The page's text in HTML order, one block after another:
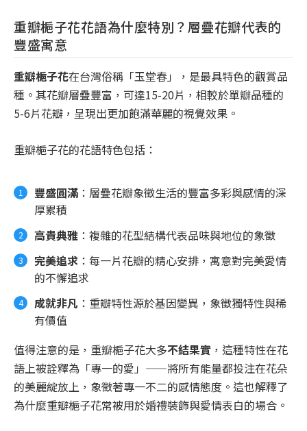
重瓣梔子花花語為什麼特別？層疊花瓣代表的
豐盛寓意
重瓣梔子花在台灣俗稱「玉堂春」，是最具特色的觀賞品
種。其花瓣層疊豐富，可達15-20片，相較於單瓣品種的
5-6片花瓣，呈現出更加飽滿華麗的視覺效果。
重瓣梔子花的花語特色包括：
豐盛圓滿 ：層疊花瓣象徵生活的豐富多彩與感情的深
厚累積
高貴典雅 ：複雜的花型結構代表品味與地位的象徵
完美追求 ：每一片花瓣的精心安排，寓意對完美愛情
的不懈追求
成就非凡 ：重瓣特性源於基因變異，象徵獨特性與稀
有價值
值得注意的是，重瓣梔子花大多不結果實 ，這種特性在花
語上被詮釋為「專一的愛」——將所有能量都投注在花朵
的美麗綻放上，象徵著專一不二的感情態度。這也解釋了
為什麼重瓣梔子花常被用於婚禮裝飾與愛情表白的場合。